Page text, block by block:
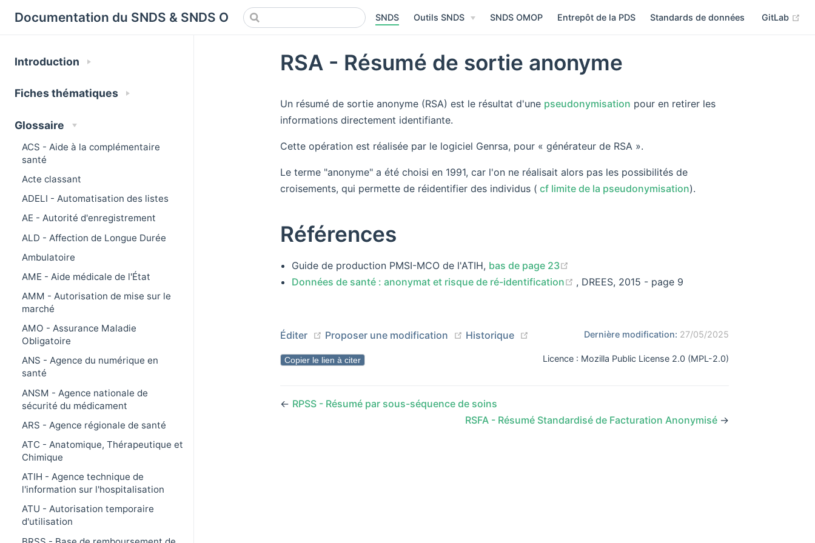
Documentation du SNDS & SNDS OMOP SNDS Outils SNDS SNDS OMOP Entrepôt de la PDS Standards de données GitLab
Introduction
Fiches thématiques
Glossaire
ACS - Aide à la complémentaire
santé
Acte classant
ADELI - Automatisation des listes
AE - Autorité d'enregistrement
ALD - Affection de Longue Durée
Ambulatoire
AME - Aide médicale de l'État
AMM - Autorisation de mise sur le
marché
AMO - Assurance Maladie
Obligatoire
ANS - Agence du numérique en
santé
ANSM - Agence nationale de
sécurité du médicament
ARS - Agence régionale de santé
ATC - Anatomique, Thérapeutique et
Chimique
ATIH - Agence technique de
l'information sur l'hospitalisation
ATU - Autorisation temporaire
d'utilisation
RSA - Résumé de sortie anonyme
Un résumé de sortie anonyme (RSA) est le résultat d'une pseudonymisation pour en retirer les
informations directement identifiante.
Cette opération est réalisée par le logiciel Genrsa, pour « générateur de RSA ».
Le terme "anonyme" a été choisi en 1991, car l'on ne réalisait alors pas les possibilités de
croisements, qui permette de réidentifier des individus ( cf limite de la pseudonymisation).
Références
Guide de production PMSI-MCO de l'ATIH, bas de page 23
Données de santé : anonymat et risque de ré-identification
(opens new window)
, DREES, 2015 - page 9
Éditer (opens new window)
Proposer une modification (opens new window)
Historique (opens new window)Dernière modification: 27/05/2025
Copier le lien à citer Licence : Mozilla Public License 2.0 (MPL-2.0)
← RPSS - Résumé par sous-séquence de soins
RSFA - Résumé Standardisé de Facturation Anonymisé →